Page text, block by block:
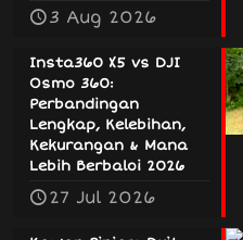
3 Aug 2026
Insta360 X5 vs DJI
Osmo 360:
Perbandingan
Lengkap, Kelebihan,
Kekurangan & Mana
Lebih Berbaloi 2026
27 Jul 2026